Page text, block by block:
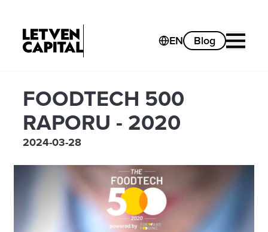
EN Blog
FOODTECH 500
RAPORU - 2020
2024-03-28